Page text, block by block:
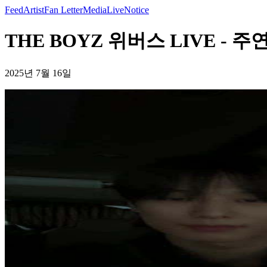
FeedArtistFan LetterMediaLiveNotice
THE BOYZ 위버스 LIVE - 주
2025년 7월 16일